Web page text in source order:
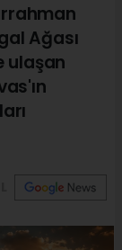
Ağası
ulaşan